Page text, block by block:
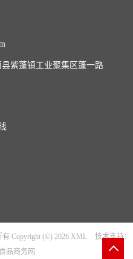
紫蓬镇工业聚集区蓬一路
有 Copyright (©) 2026 XML
技术支持：
食品商务网